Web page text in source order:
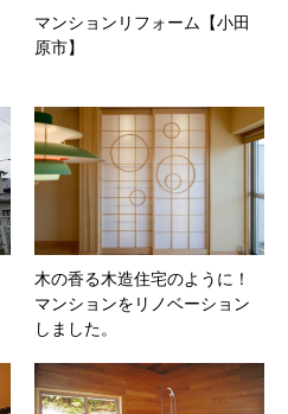
マンションリフォーム【小田
原市】
木の香る木造住宅のように！
マンションをリノベーション
しました。